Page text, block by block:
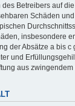
Betreibers auf
Schäden
insbesondere
der Absätze a bis c
und
aus